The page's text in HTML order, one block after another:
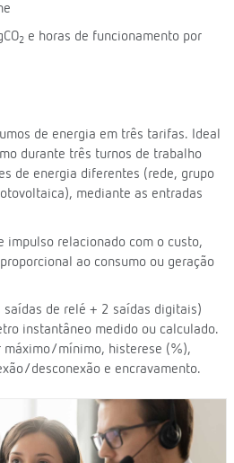
2 e horas de funcionamento por
de energia em três tarifas. Ideal
durante três turnos de trabalho
de energia diferentes (rede, grupo
mediante as entradas
impulso relacionado com o custo,
ao consumo ou geração
saídas de relé + 2 saídas digitais)
instantâneo medido ou calculado.
máximo/mínimo, histerese (%),
desconexão e encravamento.